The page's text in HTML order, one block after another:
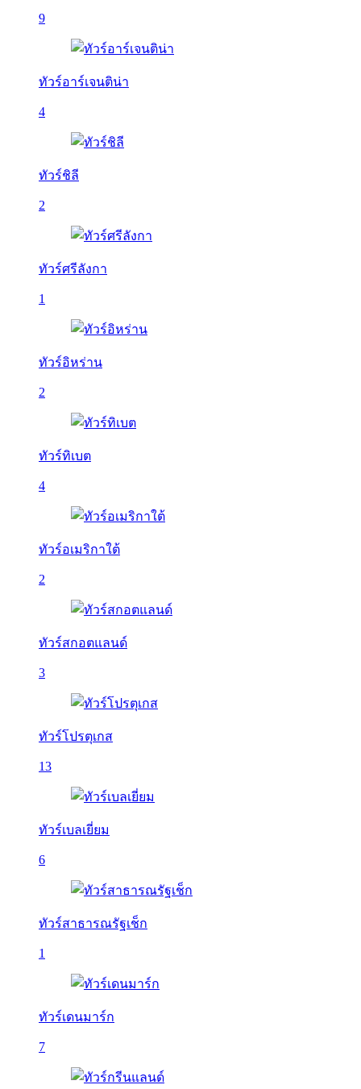
9
ทัวร์อาร์เจนติน่า
4
ทัวร์ชิลี
2
ทัวร์ศรีลังกา
1
ทัวร์อิหร่าน
2
ทัวร์ทิเบต
4
ทัวร์อเมริกาใต้
2
ทัวร์สกอตแลนด์
3
ทัวร์โปรตุเกส
13
ทัวร์เบลเยี่ยม
6
ทัวร์สาธารณรัฐเช็ก
1
ทัวร์เดนมาร์ก
7